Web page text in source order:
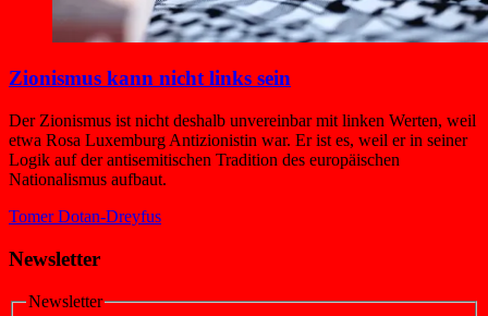
Zionismus kann nicht links sein
Der Zionismus ist nicht deshalb unvereinbar mit linken Werten, weil
etwa Rosa Luxemburg Antizionistin war. Er ist es, weil er in seiner
Logik auf der antisemitischen Tradition des europäischen
Nationalismus aufbaut.
Tomer Dotan-Dreyfus
Newsletter
Newsletter